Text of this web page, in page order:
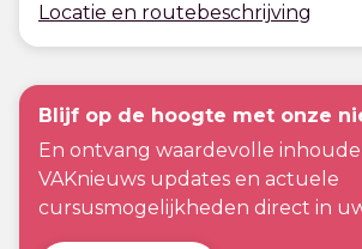
Locatie en routebeschrijving
Blijf op de hoogte met onze
En ontvang waardevolle
VAKnieuws updates en actuele
cursusmogelijkheden direct in